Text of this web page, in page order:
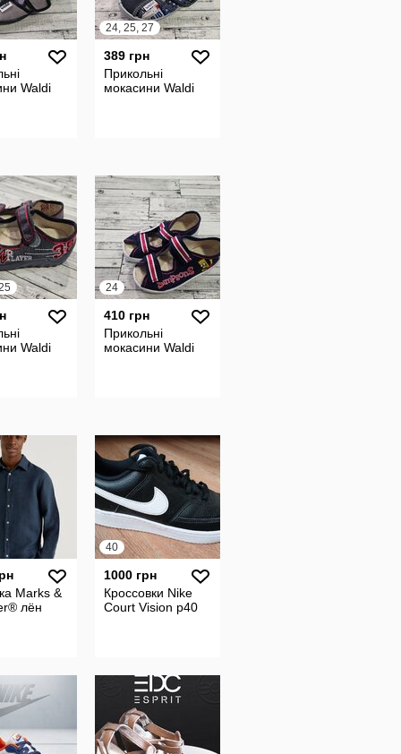
Waldi
24, 25, 27
389 грн
Прикольні
мокасини Waldi
Waldi
24
410 грн
Прикольні
мокасини Waldi
Marks &
лён
40
1000 грн
Кроссовки Nike
Court Vision р40